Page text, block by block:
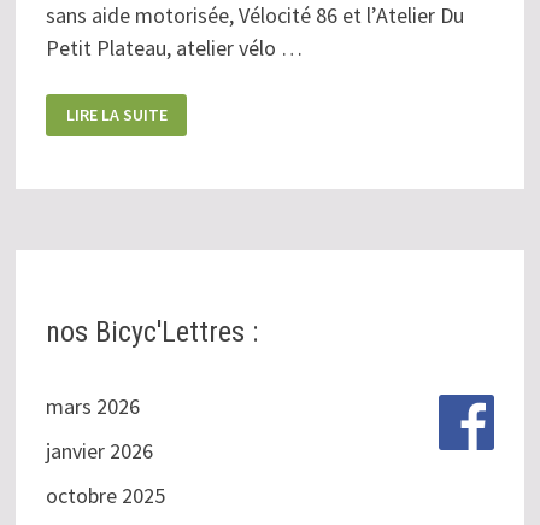
sans aide motorisée, Vélocité 86 et l’Atelier Du
Petit Plateau, atelier vélo …
VOYAGE
À
LIRE LA SUITE
nos Bicyc'Lettres :
mars 2026
janvier 2026
octobre 2025